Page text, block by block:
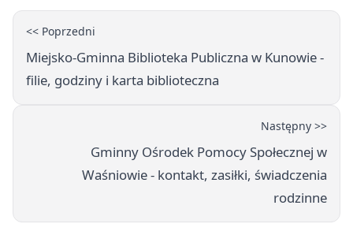
<< Poprzedni
Miejsko-Gminna Biblioteka Publiczna w Kunowie -
filie, godziny i karta biblioteczna
Następny >>
Gminny Ośrodek Pomocy Społecznej w
Waśniowie - kontakt, zasiłki, świadczenia
rodzinne